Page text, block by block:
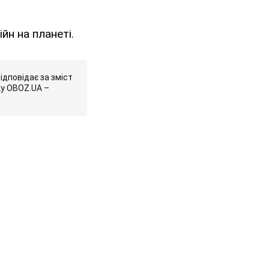
на планеті.
за зміст
OBOZ.UA –